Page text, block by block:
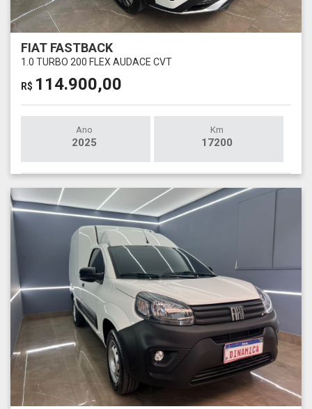
FIAT FASTBACK
1.0 TURBO 200 FLEX AUDACE CVT
R$ 114.900,00
Ano
2025
Km
17200